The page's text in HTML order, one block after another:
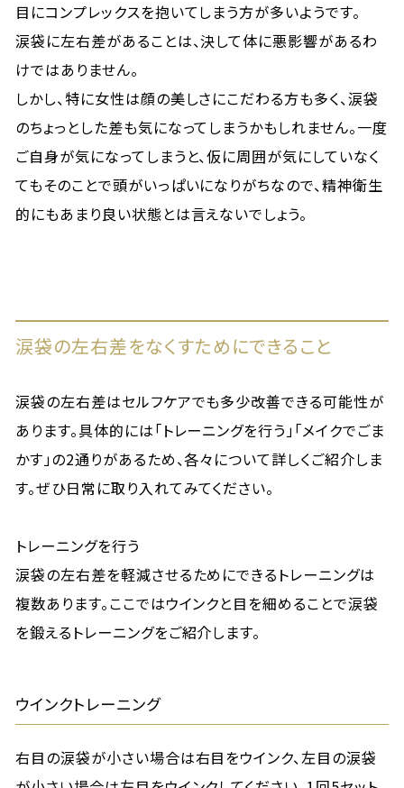
目にコンプレックスを抱いてしまう方が多いようです。
涙袋に左右差があることは、決して体に悪影響があるわ
けではありません。
しかし、特に女性は顔の美しさにこだわる方も多く、涙袋
のちょっとした差も気になってしまうかもしれません。一度
ご自身が気になってしまうと、仮に周囲が気にしていなく
てもそのことで頭がいっぱいになりがちなので、精神衛生
的にもあまり良い状態とは言えないでしょう。
涙袋の左右差をなくすためにできること
涙袋の左右差はセルフケアでも多少改善できる可能性が
あります。具体的には「トレーニングを行う」「メイクでごま
かす」の2通りがあるため、各々について詳しくご紹介しま
す。ぜひ日常に取り入れてみてください。
トレーニングを行う
涙袋の左右差を軽減させるためにできるトレーニングは
複数あります。ここではウインクと目を細めることで涙袋
を鍛えるトレーニングをご紹介します。
ウインクトレーニング
右目の涙袋が小さい場合は右目をウインク、左目の涙袋